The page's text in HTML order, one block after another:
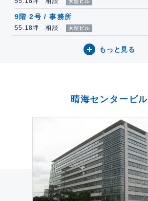
大型ビル
9階 2号 / 事務所
55.18坪 相談 大型ビル
もっと見る
晴海センタービル